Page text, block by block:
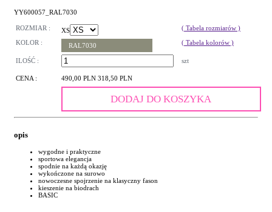
YY600057_RAL7030
ROZMIAR : XS
( Tabela rozmiarów )
KOLOR :
RAL7030 ( Tabela kolorów )
ILOŚĆ : szt
CENA : 490,00 PLN 318,50 PLN
DODAJ DO KOSZYKA
opis
wygodne i praktyczne
sportowa elegancja
spodnie na każdą okazję
wykończone na surowo
nowoczesne spojrzenie na klasyczny fason
kieszenie na biodrach
BASIC